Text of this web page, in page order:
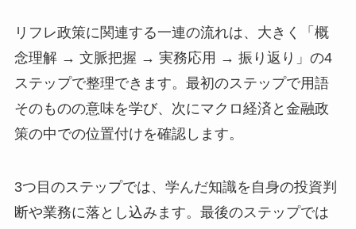
リフレ政策に関連する一連の流れは、大きく「概
念理解 → 文脈把握 → 実務応用 → 振り返り」の4
ステップで整理できます。最初のステップで用語
そのものの意味を学び、次にマクロ経済と金融政
策の中での位置付けを確認します。
3つ目のステップでは、学んだ知識を自身の投資判
断や業務に落とし込みます。最後のステップでは